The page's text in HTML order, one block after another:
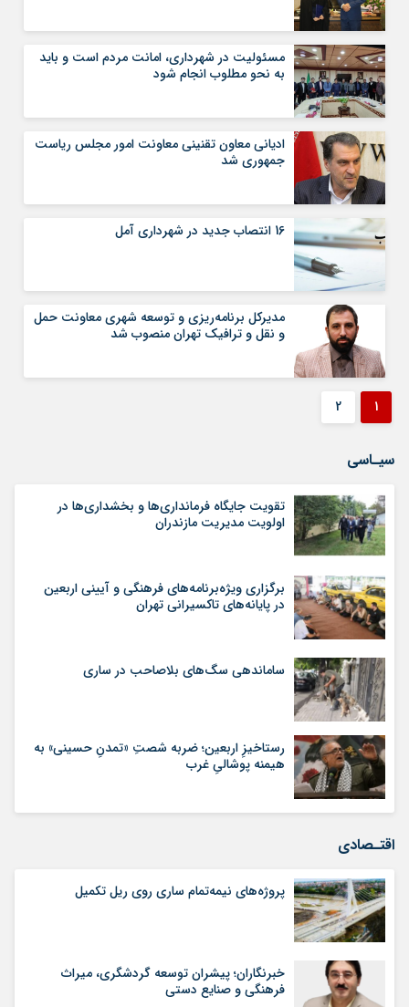
مسئولیت در شهرداری، امانت مردم است و باید
به نحو مطلوب انجام شود
ادیانی معاون تقنینی معاونت امور مجلس ریاست
جمهوری شد
16 انتصاب جدید در شهرداری آمل
مدیرکل برنامه‌ریزی و توسعه شهری معاونت حمل
و نقل و ترافیک تهران منصوب شد
1
2
سیـاسی
تقویت جایگاه فرمانداری‌ها و بخشداری‌ها در
اولویت مدیریت مازندران
برگزاری ویژه‌برنامه‌های فرهنگی و آیینی اربعین
در پایانه‌های تاکسیرانی تهران
ساماندهی سگ‌های بلاصاحب در ساری
رستاخیزِ اربعین؛ ضربه‌ شصتِ «تمدنِ حسینی» به
هیمنه‌ پوشالیِ غرب
اقتـصادی
پروژه‌های نیمه‌تمام ساری روی ریل تکمیل
خبرنگاران؛ پیشران توسعه گردشگری، میراث
فرهنگی و صنایع دستی